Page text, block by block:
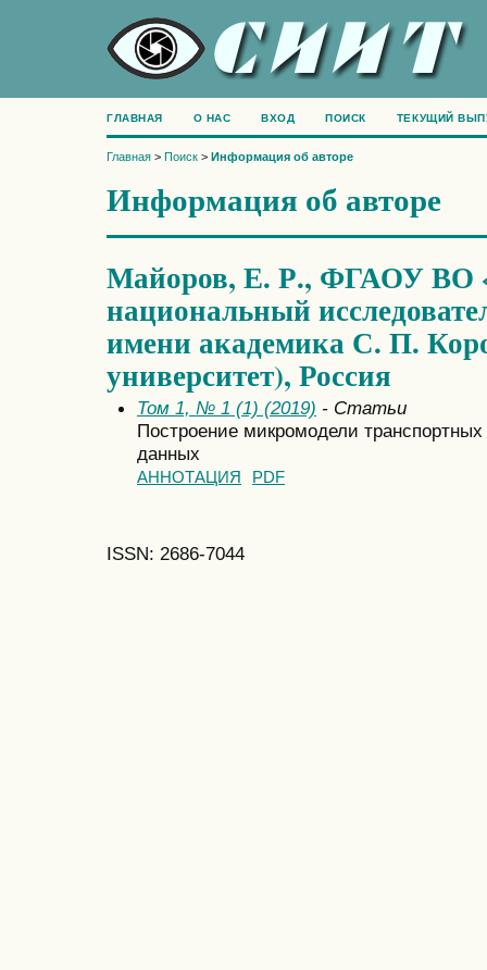
ГЛАВНАЯ О НАС ВХОД ПОИСК ТЕКУЩИЙ
Главная > Поиск > Информация об авторе
Информация об авторе
Майоров, Е. Р., ФГАОУ ВО
национальный
имени академика С. П.
университет), Россия
Том 1, № 1 (1) (2019) - Статьи
Построение микромодели
данных
АННОТАЦИЯ PDF
ISSN: 2686-7044